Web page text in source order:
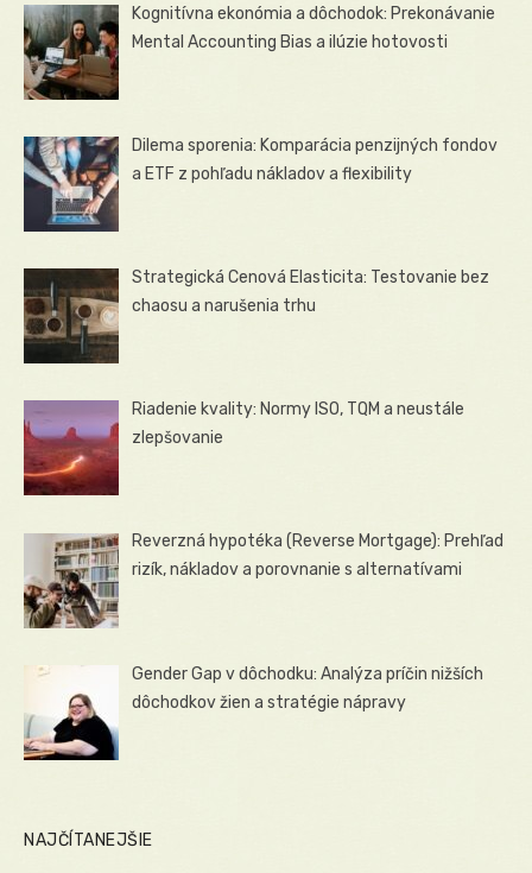
Kognitívna ekonómia a dôchodok: Prekonávanie
Mental Accounting Bias a ilúzie hotovosti
Dilema sporenia: Komparácia penzijných fondov
a ETF z pohľadu nákladov a flexibility
Strategická Cenová Elasticita: Testovanie bez
chaosu a narušenia trhu
Riadenie kvality: Normy ISO, TQM a neustále
zlepšovanie
Reverzná hypotéka (Reverse Mortgage): Prehľad
rizík, nákladov a porovnanie s alternatívami
Gender Gap v dôchodku: Analýza príčin nižších
dôchodkov žien a stratégie nápravy
NAJČÍTANEJŠIE